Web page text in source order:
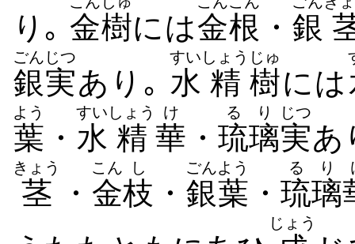
り｡ 金樹には金根 ・ 銀
銀
ごん
実
じつ
あり｡ 水
すい
精
しょう
樹
じゅ
には
葉
よう
・ 水
すい
精
しょう
華
け
・ 琉璃
るり
実
じつ
あ
茎
きょう
・ 金
こん
枝
し
・ 銀
ごん
葉
よう
・ 琉璃
るり
じょう